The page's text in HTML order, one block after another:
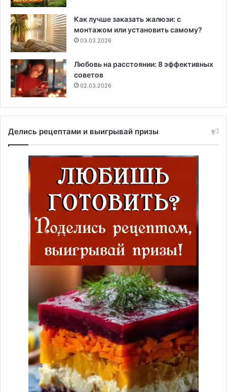
Как лучше заказать жалюзи: с
монтажом или установить самому?
03.03.2026
Любовь на расстоянии: 8 эффективных
советов
02.03.2026
Делись рецептами и выигрывай призы